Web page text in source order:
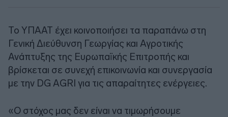
Το ΥΠΑΑΤ έχει κοινοποιήσει τα παραπάνω στη
Γενική Διεύθυνση Γεωργίας και Αγροτικής
Ανάπτυξης της Ευρωπαϊκής Επιτροπής και
βρίσκεται σε συνεχή επικοινωνία και συνεργασία
με την DG AGRI για τις απαραίτητες ενέργειες.
«Ο στόχος μας δεν είναι να τιμωρήσουμε